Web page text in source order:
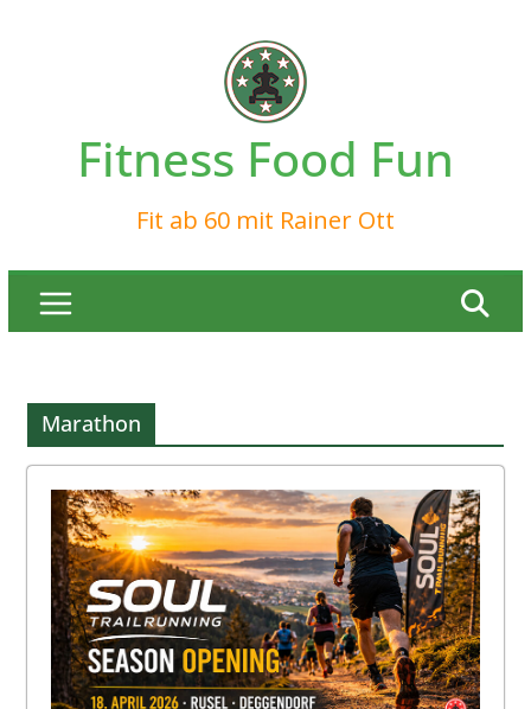
Fitness Food Fun
Fit ab 60 mit Rainer Ott
Marathon